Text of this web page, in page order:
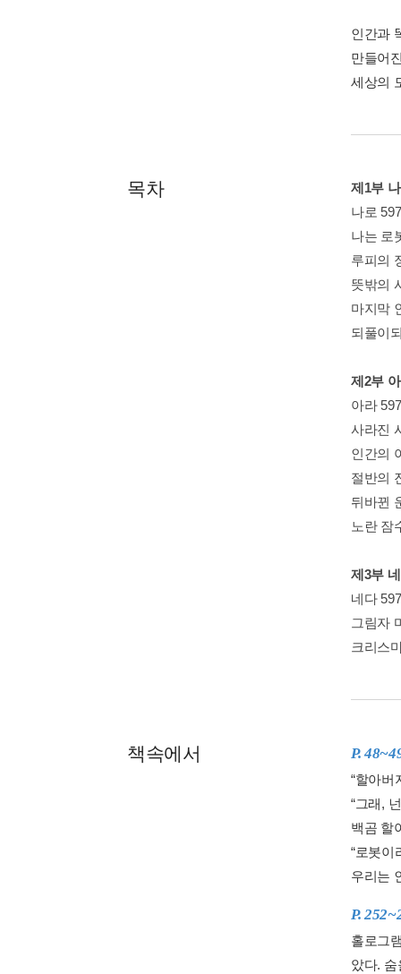
인간과
만들어
세상의
목차
제1부
나로
나는 로
루피의
뜻밖의
마지막
되풀이
제2부
아라
사라진
인간의
절반의
뒤바뀐
노란 잠
제3부
네다
그림자
크리스
책속에서 P.
“할아버
“그래,
백곰 할
“로봇이
우리는
P.
홀로그
았다.